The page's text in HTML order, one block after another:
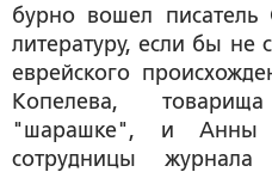
бурно вошел
литературу, если бы не
еврейского
Копелева,
"шарашке", и Анны
сотрудницы